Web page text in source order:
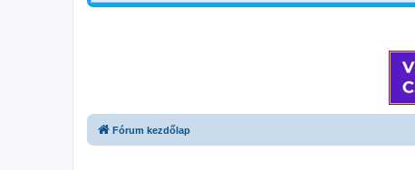
Fórum kezdőlap